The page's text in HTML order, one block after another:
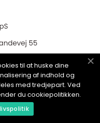
til at huske dine
af indhold og
med tredjepart. Ved
du cookiepolitikken.